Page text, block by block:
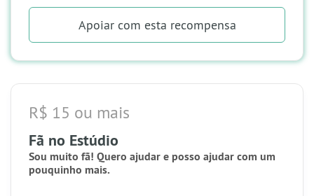
Apoiarcom esta recompensa
R$ 15 ou mais
Fã no Estúdio
Sou muito fã! Quero ajudar e posso ajudar com um
pouquinho mais.